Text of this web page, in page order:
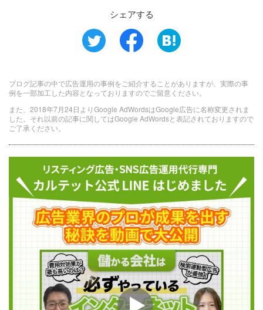
シェアする
ブログ記事の中で広告運用の事例をご紹介することがありますが、実際の事
例を一部加工した内容となっておりますのでご留意ください。
また、2018年7月24日よりGoogle AdWordsはGoogle広告に名称変更されま
した。それ以前の記事に関してはGoogle AdWordsと表記されておりますので
ご了承ください。